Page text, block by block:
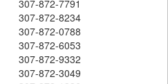
307-872-7791
307-872-8234
307-872-0788
307-872-6053
307-872-9332
307-872-3049